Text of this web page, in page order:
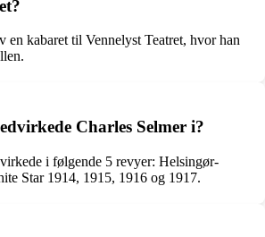
en kabaret til Vennelyst Teatret, hvor han
Charles Selmer i?
i følgende 5 revyer: Helsingør-
Star 1914, 1915, 1916 og 1917.